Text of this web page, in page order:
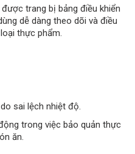
trang bị bảng điều khiển
dễ dàng theo dõi và điều
thực phẩm.
sai lệch nhiệt độ.
trong việc bảo quản thực
ăn.